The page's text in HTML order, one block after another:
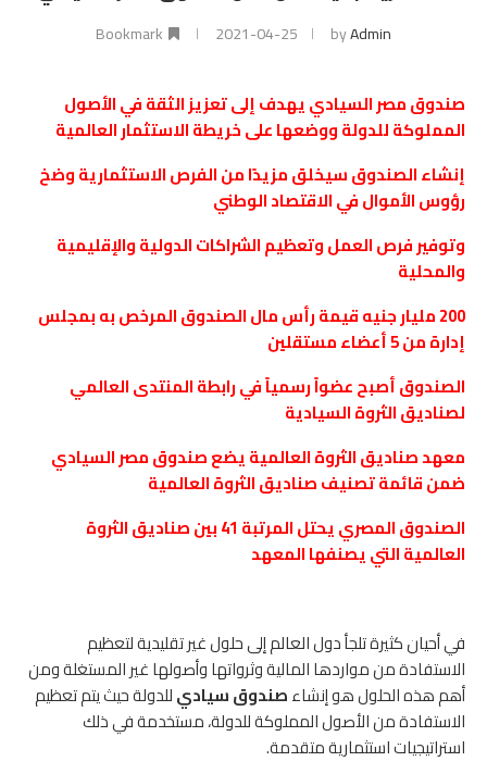
byAdmin
2021-04-25
Bookmark
صندوق مصر السيادي يهدف إلى تعزيز الثقة في الأصول
المملوكة للدولة ووضعها على خريطة الاستثمار العالمية
إنشاء الصندوق سيخلق مزيدًا من الفرص الاستثمارية وضخ
رؤوس الأموال في الاقتصاد الوطني
وتوفير فرص العمل وتعظيم الشراكات الدولية والإقليمية
والمحلية
200 مليار جنيه قيمة رأس مال الصندوق المرخص به بمجلس
إدارة من 5 أعضاء مستقلين
الصندوق أصبح عضواً رسمياً في رابطة المنتدى العالمي
لصناديق الثروة السيادية
معهد صناديق الثروة العالمية يضع صندوق مصر السيادي
ضمن قائمة تصنيف صناديق الثروة العالمية
الصندوق المصري يحتل المرتبة 41 بين صناديق الثروة
العالمية التي يصنفها المعهد
في أحيان كثيرة تلجأ دول العالم إلى حلول غير تقليدية لتعظيم
الاستفادة من مواردها المالية وثرواتها وأصولها غير المستغلة ومن
أهم هذه الحلول هو إنشاءصندوق سياديللدولة حيث يتم تعظيم
الاستفادة من الأصول المملوكة للدولة، مستخدمة في ذلك
استراتيجيات استثمارية متقدمة.